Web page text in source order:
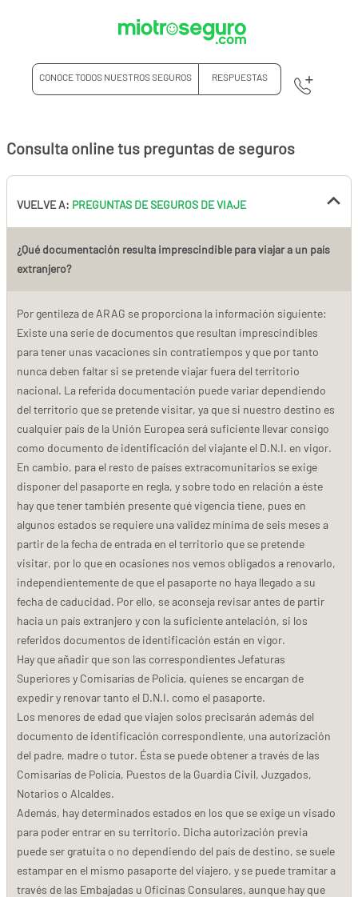
CONOCE TODOS NUESTROS SEGUROS RESPUESTAS
Consulta online tus preguntas de seguros
VUELVE A: PREGUNTAS DE SEGUROS DE VIAJE
¿Qué documentación resulta imprescindible para viajar a un país
extranjero?
Por gentileza de ARAG se proporciona la información siguiente:
Existe una serie de documentos que resultan imprescindibles
para tener unas vacaciones sin contratiempos y que por tanto
nunca deben faltar si se pretende viajar fuera del territorio
nacional. La referida documentación puede variar dependiendo
del territorio que se pretende visitar, ya que si nuestro destino es
cualquier país de la Unión Europea será suficiente llevar consigo
como documento de identificación del viajante el D.N.I. en vigor.
En cambio, para el resto de países extracomunitarios se exige
disponer del pasaporte en regla, y sobre todo en relación a éste
hay que tener también presente qué vigencia tiene, pues en
algunos estados se requiere una validez mínima de seis meses a
partir de la fecha de entrada en el territorio que se pretende
visitar, por lo que en ocasiones nos vemos obligados a renovarlo,
independientemente de que el pasaporte no haya llegado a su
fecha de caducidad. Por ello, se aconseja revisar antes de partir
hacia un país extranjero y con la suficiente antelación, si los
referidos documentos de identificación están en vigor.
Hay que añadir que son las correspondientes Jefaturas
Superiores y Comisarías de Policía, quienes se encargan de
expedir y renovar tanto el D.N.I. como el pasaporte.
Los menores de edad que viajen solos precisarán además del
documento de identificación correspondiente, una autorización
del padre, madre o tutor. Ésta se puede obtener a través de las
Comisarías de Policía, Puestos de la Guardia Civil, Juzgados,
Notarios o Alcaldes.
Además, hay determinados estados en los que se exige un visado
para poder entrar en su territorio. Dicha autorización previa
puede ser gratuita o no dependiendo del país de destino, se suele
estampar en el mismo pasaporte del viajero, y se puede tramitar a
través de las Embajadas u Oficinas Consulares, aunque hay que